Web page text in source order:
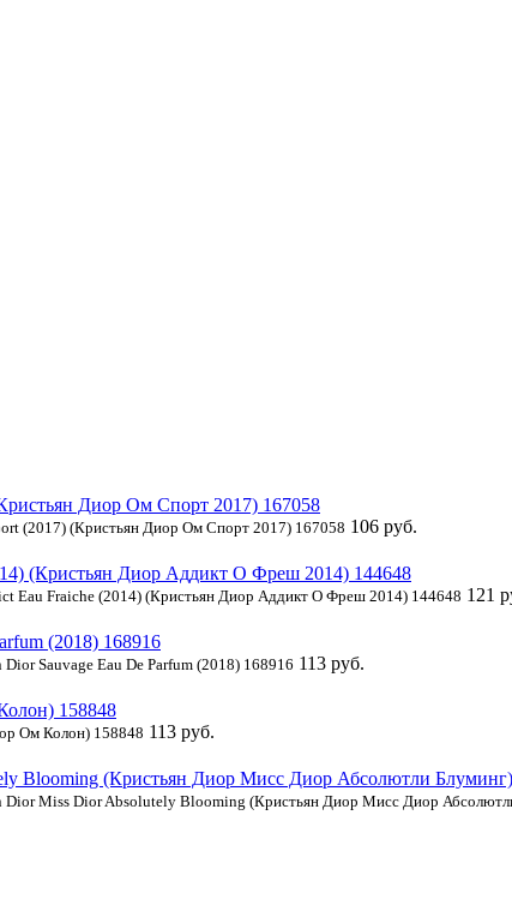
(2017) (Кристьян Диор Ом Спорт 2017) 167058 106 руб.
Eau Fraiche (2014) (Кристьян Диор Аддикт О Фреш 2014) 144648 121
Sauvage Eau De Parfum (2018) 168916 113 руб.
Ом Колон) 158848 113 руб.
Miss Dior Absolutely Blooming (Кристьян Диор Мисс Диор